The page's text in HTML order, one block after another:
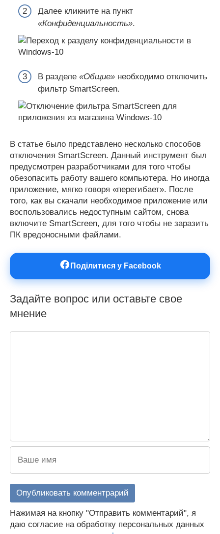
Далее кликните на пункт
«Конфиденциальность».
В разделе «Общие» необходимо отключить
фильтр SmartScreen.
В статье было представлено несколько способов
отключения SmartScreen. Данный инструмент был
предусмотрен разработчиками для того чтобы
обезопасить работу вашего компьютера. Но иногда
приложение, мягко говоря «перегибает». После
того, как вы скачали необходимое приложение или
воспользовались недоступным сайтом, снова
включите SmartScreen, для того чтобы не заразить
ПК вредоносными файлами.
Поділитися у Facebook
Задайте вопрос или оставьте свое
мнение
Нажимая на кнопку "Отправить комментарий", я
даю согласие на обработку персональных данных